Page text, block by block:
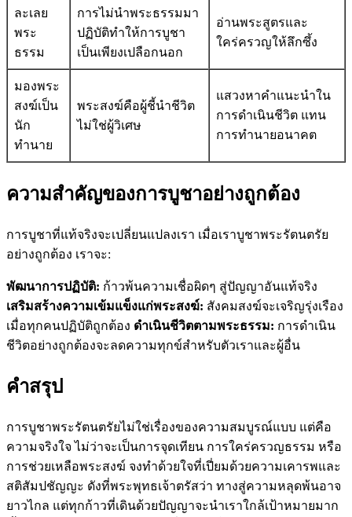
ละเลย
พระ
ธรรม
การไม่นำพระธรรมมา
ปฏิบัติทำให้การบูชา
เป็นเพียงเปลือกนอก
อ่านพระสูตรและ
ใคร่ครวญให้ลึกซึ้ง
มองพระ
สงฆ์เป็น
นัก
ทำนาย
พระสงฆ์คือผู้ชี้นำชีวิต
ไม่ใช่ผู้วิเศษ
แสวงหาคำแนะนำใน
การดำเนินชีวิต แทน
การทำนายอนาคต
ความสำคัญของการบูชาอย่างถูกต้อง
การบูชาที่แท้จริงจะเปลี่ยนแปลงเรา เมื่อเราบูชาพระรัตนตรัย
อย่างถูกต้อง เราจะ:
พัฒนาการปฏิบัติ: ก้าวพ้นความเชื่อผิดๆ สู่ปัญญาอันแท้จริง
เสริมสร้างความเข้มแข็งแก่พระสงฆ์: สังคมสงฆ์จะเจริญรุ่งเรือง
เมื่อทุกคนปฏิบัติถูกต้อง ดำเนินชีวิตตามพระธรรม: การดำเนิน
ชีวิตอย่างถูกต้องจะลดความทุกข์สำหรับตัวเราและผู้อื่น
คำสรุป
การบูชาพระรัตนตรัยไม่ใช่เรื่องของความสมบูรณ์แบบ แต่คือ
ความจริงใจ ไม่ว่าจะเป็นการจุดเทียน การใคร่ครวญธรรม หรือ
การช่วยเหลือพระสงฆ์ จงทำด้วยใจที่เปี่ยมด้วยความเคารพและ
สติสัมปชัญญะ ดังที่พระพุทธเจ้าตรัสว่า ทางสู่ความหลุดพ้นอาจ
ยาวไกล แต่ทุกก้าวที่เดินด้วยปัญญาจะนำเราใกล้เป้าหมายมาก